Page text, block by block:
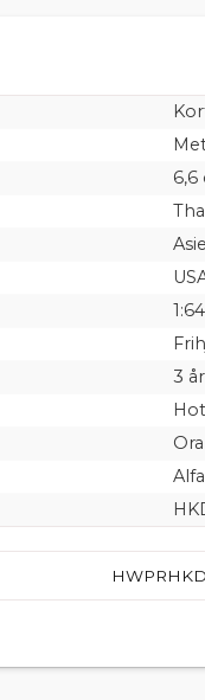
6,6
1:64
3 år